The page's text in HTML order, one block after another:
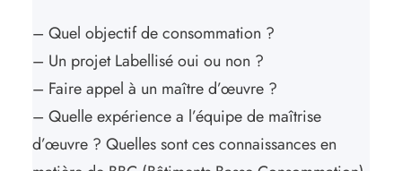
– Quel objectif de consommation ?
– Un projet Labellisé oui ou non ?
– Faire appel à un maître d’œuvre ?
– Quelle expérience a l’équipe de maîtrise
d’œuvre ? Quelles sont ces connaissances en